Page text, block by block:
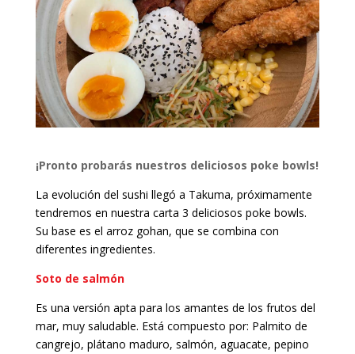
¡Pronto probarás nuestros deliciosos poke bowls!
La evolución del sushi llegó a Takuma, próximamente
tendremos en nuestra carta 3 deliciosos poke bowls.
Su base es el arroz gohan, que se combina con
diferentes ingredientes.
Soto de salmón
Es una versión apta para los amantes de los frutos del
mar, muy saludable. Está compuesto por: Palmito de
cangrejo, plátano maduro, salmón, aguacate, pepino